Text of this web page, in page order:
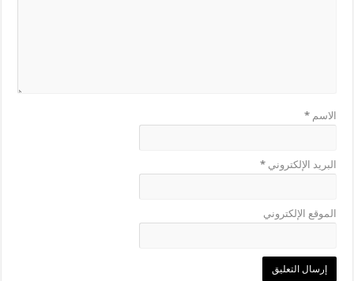
الاسم*
البريد الإلكتروني*
الموقع الإلكتروني